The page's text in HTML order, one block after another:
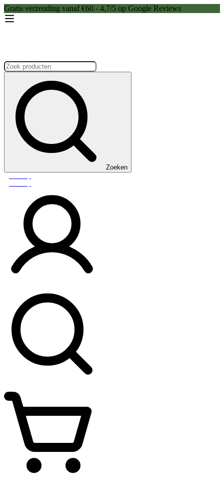
Gratis verzending vanaf €60 - 4,7/5 op Google Reviews
Zoeken:
Zoeken